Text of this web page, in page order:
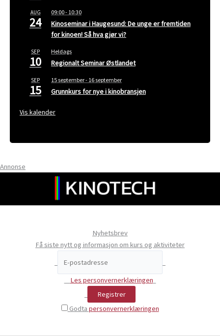
AUG
24
09:00- 10:30
Kinoseminar i Haugesund: De unge er fremtiden
for kinoen! Så hva gjør vi?
SEP
10
Heldags
Regionalt Seminar Østlandet
SEP
15
15 september- 16 september
Grunnkurs for nye i kinobransjen
Vis kalender
Annonse
Nyhetsbrev
Få siste nytt og informasjon om kurs og aktiviteter
Les personvernerklæringen
Godta personvernerklæringen